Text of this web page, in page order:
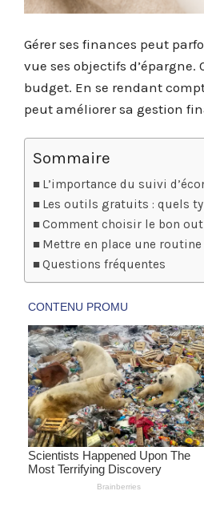
Gérer ses finances peut
vue ses objectifs
budget. En se rendant
peut améliorer sa gestion
Sommaire
L’importance du suivi
Les outils gratuits : quels
Comment choisir le bon
Mettre en place une
Questions fréquentes